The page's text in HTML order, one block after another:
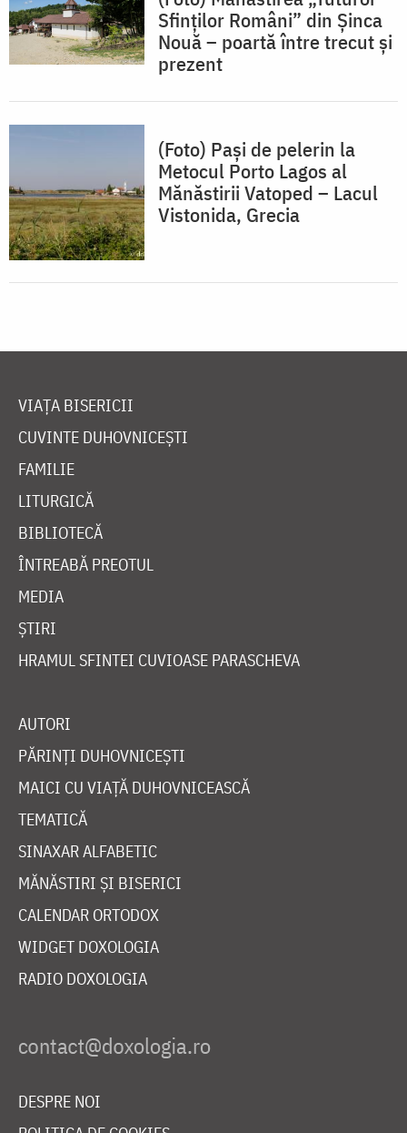
Sfinților Români” din Șinca
Nouă – poartă între trecut și
prezent
(Foto) Pași de pelerin la
Metocul Porto Lagos al
Mănăstirii Vatoped – Lacul
Vistonida, Grecia
VIAȚA BISERICII
CUVINTE DUHOVNICEȘTI
FAMILIE
LITURGICĂ
BIBLIOTECĂ
ÎNTREABĂ PREOTUL
MEDIA
ȘTIRI
HRAMUL SFINTEI CUVIOASE PARASCHEVA
AUTORI
PĂRINȚI DUHOVNICEȘTI
MAICI CU VIAȚĂ DUHOVNICEASCĂ
TEMATICĂ
SINAXAR ALFABETIC
MĂNĂSTIRI ȘI BISERICI
CALENDAR ORTODOX
WIDGET DOXOLOGIA
RADIO DOXOLOGIA
DESPRE NOI